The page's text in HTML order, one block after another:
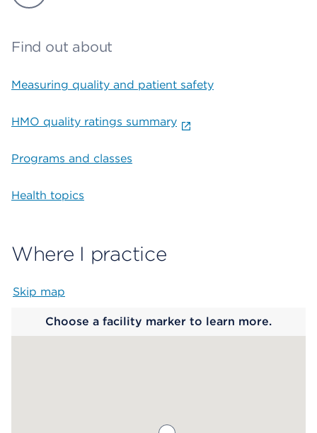
Find out about
Measuring quality and patient safety
HMO quality ratings summary
Programs and classes
Health topics
Where I practice
Skip map
Choose a facility marker to learn more.